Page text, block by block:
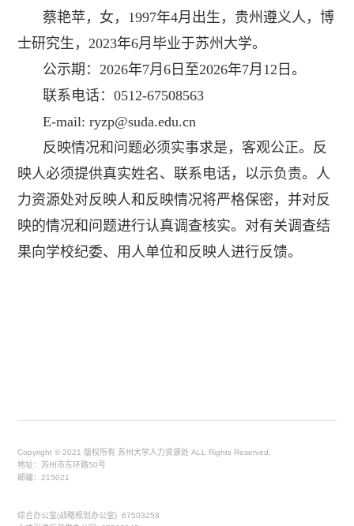
蔡艳苹，女， 1997年4月出生，贵州遵义人，博
士研究生， 2023年6月毕业于苏州大学。
公示期： 2026年7月 6日至2026年7月 12 日。
联系电话： 0512-67508563
E-mail: ryzp@suda.edu.cn
反映情况和问题必须实事求是，客观公正。反
映人必须提供真实姓名、联系电话，以示负责。人
力资源处对反映人和反映情况将严格保密，并对反
映的情况和问题进行认真调查核实。对有关调查结
果向学校纪委、用人单位和反映人进行反馈。
Copyright © 2021 版权所有 苏州大学人力资源处 ALL Rights Reserved.
地址：苏州市东环路50号
邮编：215021
综合办公室(战略规划办公室) 67503258